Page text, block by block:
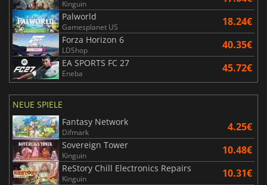
Kinguin
Palworld
Gamesplanet US 18.24€
Forza Horizon 6
LDShop 40.35€
EA SPORTS FC 27
Eneba 45.72€
NEUE SPIELE
Fantasy Network
Difmark 4.25€
Sovereign Tower
Kinguin 10.48€
ReStory Chill Electronics Repairs
Kinguin 10.31€